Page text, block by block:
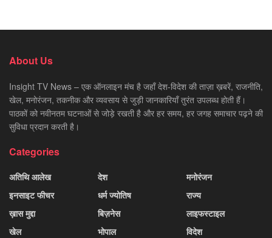
About Us
Insight TV News – एक ऑनलाइन मंच है जहाँ देश-विदेश की ताज़ा ख़बरें, राजनीति,
खेल, मनोरंजन, तकनीक और व्यवसाय से जुड़ी जानकारियाँ तुरंत उपलब्ध होती हैं।
पाठकों को नवीनतम घटनाओं से जोड़े रखती है और हर समय, हर जगह समाचार पढ़ने की
सुविधा प्रदान करती है।
Categories
अतिथि आलेख
इनसाइट फीचर
ख़ास मुद्दा
खेल
देश
धर्म ज्योतिष
बिज़नेस
भोपाल
मनोरंजन
राज्य
लाइफस्टाइल
विदेश